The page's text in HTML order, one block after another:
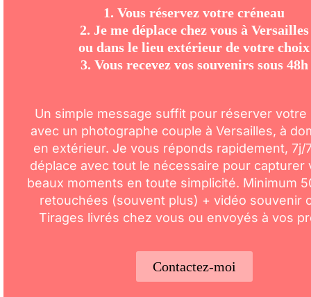
1. Vous réservez votre créneau
2. Je me déplace chez vous à Versailles
ou dans le lieu extérieur de votre choix
3. Vous recevez vos souvenirs sous 48h
Un simple message suffit pour réserver votre
avec un photographe couple à Versailles, à
en extérieur. Je vous réponds rapidement, 7j/
déplace avec tout le nécessaire pour capturer
beaux moments en toute simplicité. Minimum
retouchées (souvent plus) + vidéo souvenir
Tirages livrés chez vous ou envoyés à vos
Contactez-moi